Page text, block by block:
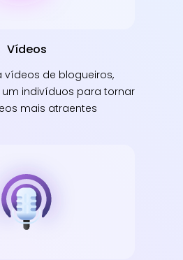
Vídeos
vídeos de blogueiros,
indivíduos para tornar
mais atraentes